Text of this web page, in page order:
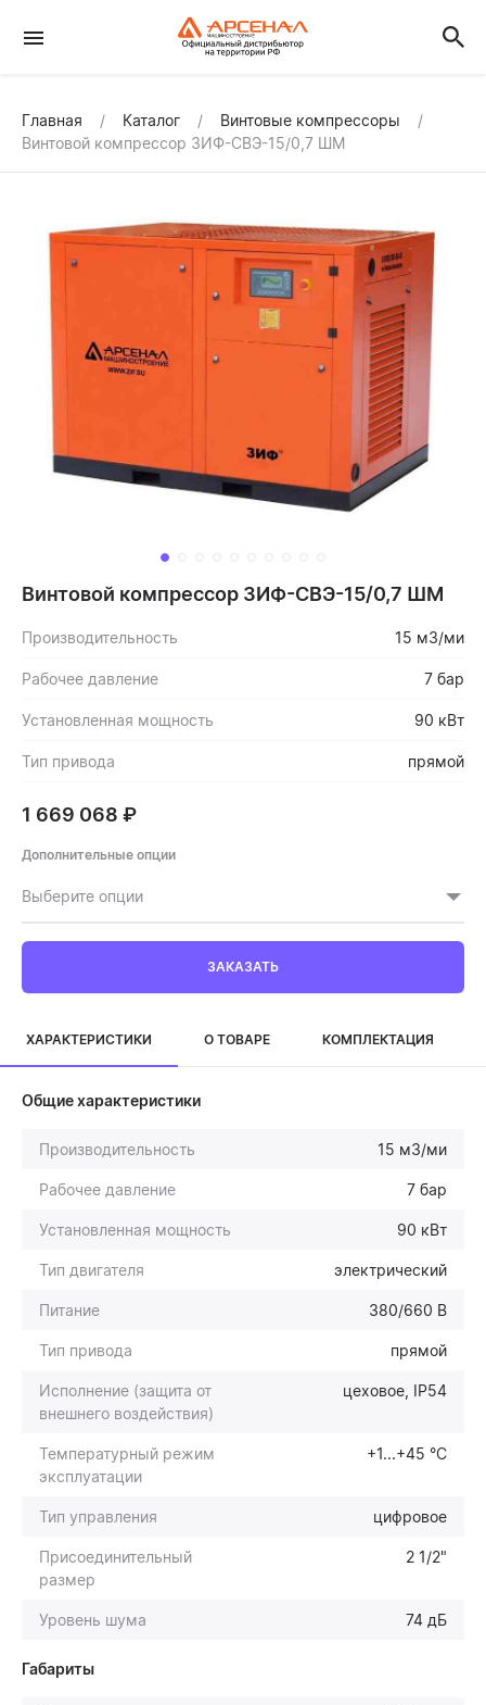
Главная Каталог
Винтовые компрессоры
Винтовой компрессор ЗИФ-СВЭ-15/0,7 ШМ
Винтовой компрессор ЗИФ-СВЭ-15/0,7 ШМ
Производительность 15 м3/ми
Рабочее давление 7 бар
Установленная мощность 90 кВт
Тип привода прямой
1 669 068 ₽
Дополнительные опции
Выберите опции
ЗАКАЗАТЬ
ХАРАКТЕРИСТИКИ О ТОВАРЕ КОМПЛЕКТАЦИЯ
Общие характеристики
Производительность 15 м3/ми
Рабочее давление 7 бар
Установленная мощность 90 кВт
Тип двигателя электрический
Питание 380/660 В
Тип привода прямой
Исполнение (защита от
внешнего воздействия)
цеховое, IP54
Температурный режим
эксплуатации
+1...+45 °С
Тип управления цифровое
Присоединительный
размер
2 1/2"
Уровень шума 74 дБ
Габариты